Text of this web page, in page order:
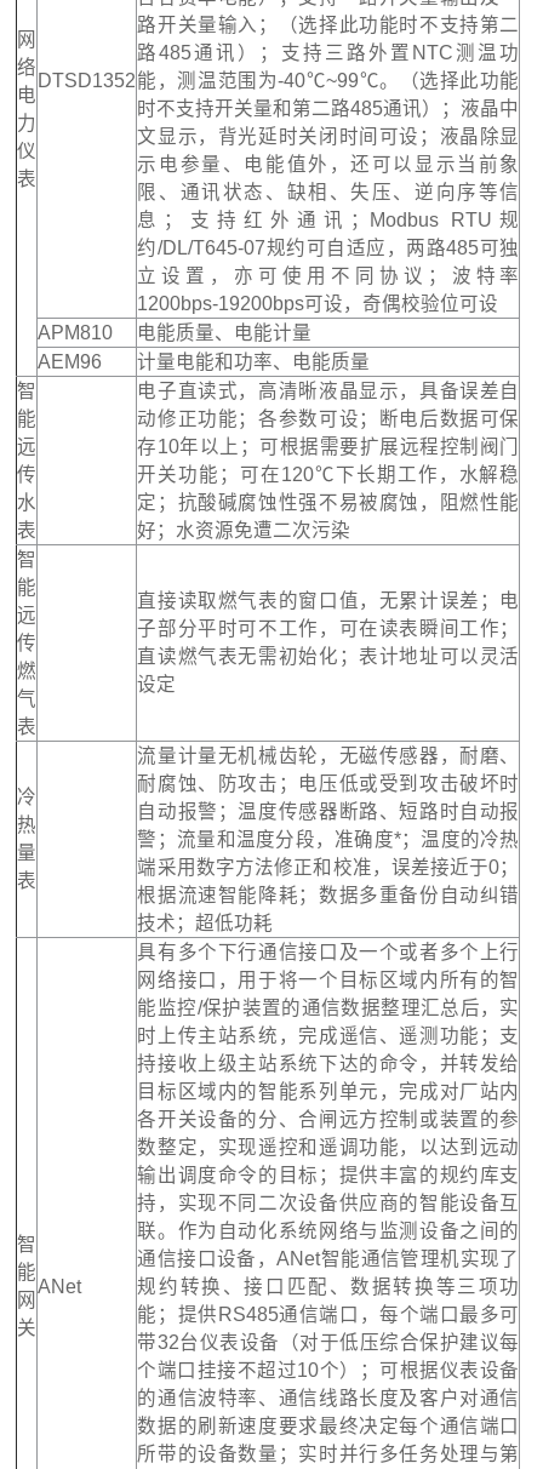
网
络
电
力
仪
表
DTSD1352
路开关量输入；（选择此功能时不支持第二
路485通讯）；支持三路外置NTC测温功
能，测温范围为-40℃~99℃。（选择此功能
时不支持开关量和第二路485通讯）；液晶中
文显示，背光延时关闭时间可设；液晶除显
示电参量、电能值外，还可以显示当前象
限、通讯状态、缺相、失压、逆向序等信
息；支持红外通讯；Modbus RTU规
约/DL/T645-07规约可自适应，两路485可独
立设置，亦可使用不同协议；波特率
1200bps-19200bps可设，奇偶校验位可设
APM810
电能质量、电能计量
AEM96
计量电能和功率、电能质量
智
能
远
传
水
表
电子直读式，高清晰液晶显示，具备误差自
动修正功能；各参数可设；断电后数据可保
存10年以上；可根据需要扩展远程控制阀门
开关功能；可在120℃下长期工作，水解稳
定；抗酸碱腐蚀性强不易被腐蚀，阻燃性能
好；水资源免遭二次污染
智
能
远
传
燃
气
表
直接读取燃气表的窗口值，无累计误差；电
子部分平时可不工作，可在读表瞬间工作；
直读燃气表无需初始化；表计地址可以灵活
设定
冷
热
量
表
流量计量无机械齿轮，无磁传感器，耐磨、
耐腐蚀、防攻击；电压低或受到攻击破坏时
自动报警；温度传感器断路、短路时自动报
警；流量和温度分段，准确度*；温度的冷热
端采用数字方法修正和校准，误差接近于0；
根据流速智能降耗；数据多重备份自动纠错
技术；超低功耗
智
能
网
关
ANet
具有多个下行通信接口及一个或者多个上行
网络接口，用于将一个目标区域内所有的智
能监控/保护装置的通信数据整理汇总后，实
时上传主站系统，完成遥信、遥测功能；支
持接收上级主站系统下达的命令，并转发给
目标区域内的智能系列单元，完成对厂站内
各开关设备的分、合闸远方控制或装置的参
数整定，实现遥控和遥调功能，以达到远动
输出调度命令的目标；提供丰富的规约库支
持，实现不同二次设备供应商的智能设备互
联。作为自动化系统网络与监测设备之间的
通信接口设备，ANet智能通信管理机实现了
规约转换、接口匹配、数据转换等三项功
能；提供RS485通信端口，每个端口最多可
带32台仪表设备（对于低压综合保护建议每
个端口挂接不超过10个）；可根据仪表设备
的通信波特率、通信线路长度及客户对通信
数据的刷新速度要求最终决定每个通信端口
所带的设备数量；实时并行多任务处理与第